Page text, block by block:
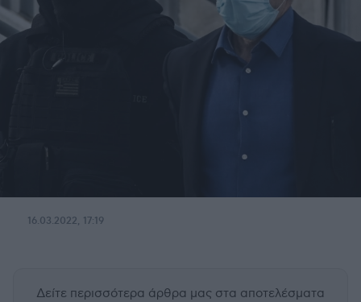
16.03.2022, 17:19
Δείτε περισσότερα άρθρα μας στα αποτελέσματα